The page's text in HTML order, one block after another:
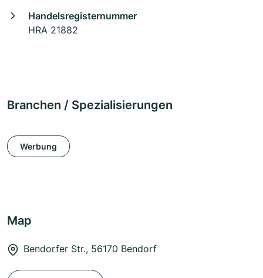
Handelsregisternummer
HRA 21882
Branchen / Spezialisierungen
Werbung
Map
Bendorfer Str., 56170 Bendorf